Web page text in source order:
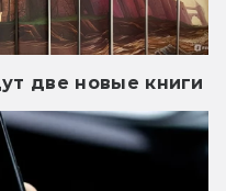
две новые книги